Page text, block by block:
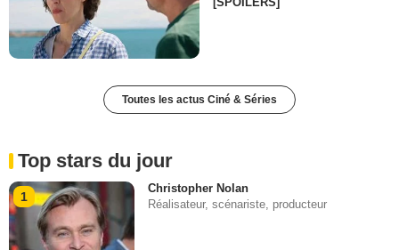
Toutes les actus Ciné & Séries
Top stars du jour
1
Christopher Nolan
Réalisateur, scénariste, producteur